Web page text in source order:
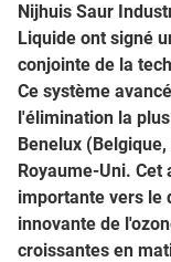
Nijhuis Saur
Liquide ont signé
conjointe de la
Ce système
l'élimination la
Benelux
Royaume-Uni.
importante vers le
innovante de
croissantes en